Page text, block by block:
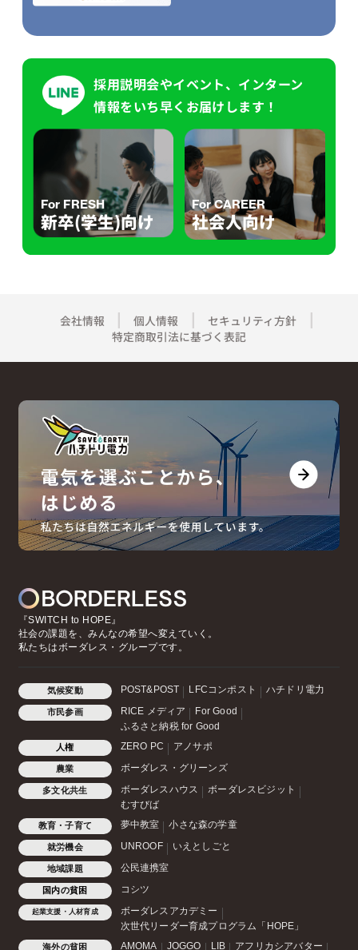
採用説明会やイベント、インターン
情報をいち早くお届けします！
For FRESH
新卒(学生)向け
For CAREER
社会人向け
会社情報 個人情報
セキュリティ方針
特定商取引法に基づく表記
『SWITCH to HOPE』
社会の課題を、みんなの希望へ変えていく。
私たちはボーダレス・グループです。
気候変動 POST&POST LFCコンポスト ハチドリ電力
市民参画 RICE メディア
For Good
ふるさと納税 for Good
人権 ZERO PC アノサポ
農業 ボーダレス・グリーンズ
多文化共生 ボーダレスハウス
ボーダレスビジット
むすびば
教育・子育て 夢中教室 小さな森の学童
就労機会 UNROOF いえとしごと
地域課題 公民連携室
国内の貧困 コシツ
起業支援・人材育成
ボーダレスアカデミー
次世代リーダー育成プログラム「HOPE」
海外の貧困 AMOMA JOGGO LIB アフリカシアバター